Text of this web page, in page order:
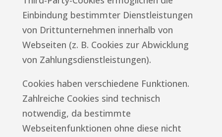
Einbindung bestimmter Dienstleistungen
von Drittunternehmen innerhalb von
Webseiten (z. B. Cookies zur Abwicklung
von Zahlungsdienstleistungen).
Cookies haben verschiedene Funktionen.
Zahlreiche Cookies sind technisch
notwendig, da bestimmte
Webseitenfunktionen ohne diese nicht